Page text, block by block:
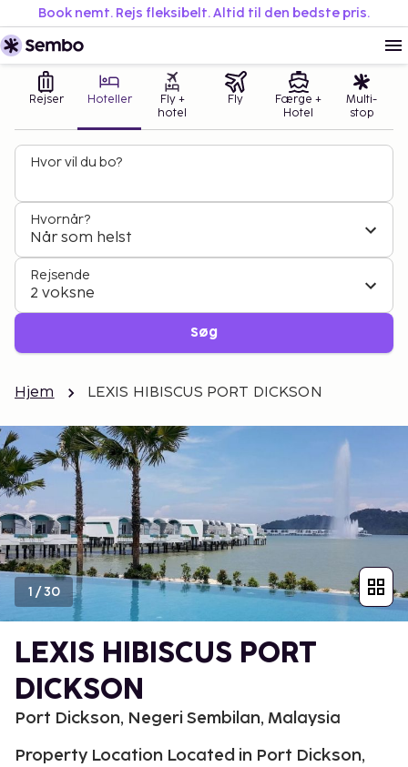
Book nemt. Rejs fleksibelt. Altid til den bedste pris.
Rejser Hoteller
Fly +
hotel
Fly
Færge +
Hotel
Multi-
stop
Hvor vil du bo?
Hvornår?
Når som helst
Rejsende
2 voksne
Søg
Hjem LEXIS HIBISCUS PORT DICKSON
1 /30
LEXIS HIBISCUS PORT
DICKSON
Port Dickson, Negeri Sembilan, Malaysia
Property Location Located in Port Dickson,